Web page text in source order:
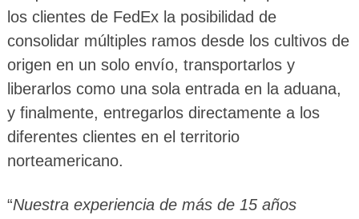
los clientes de FedEx la posibilidad de
consolidar múltiples ramos desde los cultivos de
origen en un solo envío, transportarlos y
liberarlos como una sola entrada en la aduana,
y finalmente, entregarlos directamente a los
diferentes clientes en el territorio
norteamericano.
“Nuestra experiencia de más de 15 años